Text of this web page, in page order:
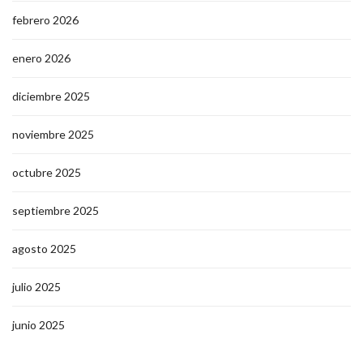
febrero 2026
enero 2026
diciembre 2025
noviembre 2025
octubre 2025
septiembre 2025
agosto 2025
julio 2025
junio 2025